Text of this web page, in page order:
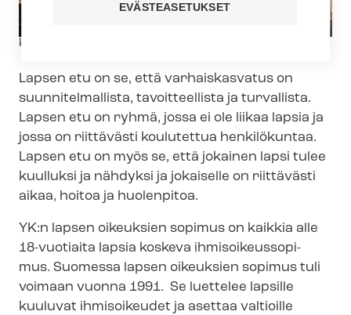
Kuvateksti
kuva: iStock
Lapsen etu on se, että varhaiskasvatus on
suunnitelmallista, tavoitteellista ja turvallista.
Lapsen etu on ryhmä, jossa ei ole liikaa lapsia ja
jossa on riittävästi koulutettua henkilökuntaa.
Lapsen etu on myös se, että jokainen lapsi tulee
kuulluksi ja nähdyksi ja jokaiselle on riittävästi
aikaa, hoitoa ja huolenpitoa.
YK:n lapsen oikeuksien sopimus on kaikkia alle
18-vuotiaita lapsia koskeva ih­mi­soi­keus­so­pi­
mus. Suomessa lapsen oikeuksien sopimus tuli
voimaan vuonna 1991. Se luettelee lapsille
kuuluvat ihmisoikeudet ja asettaa valtioille
EVÄSTEASETUKSET